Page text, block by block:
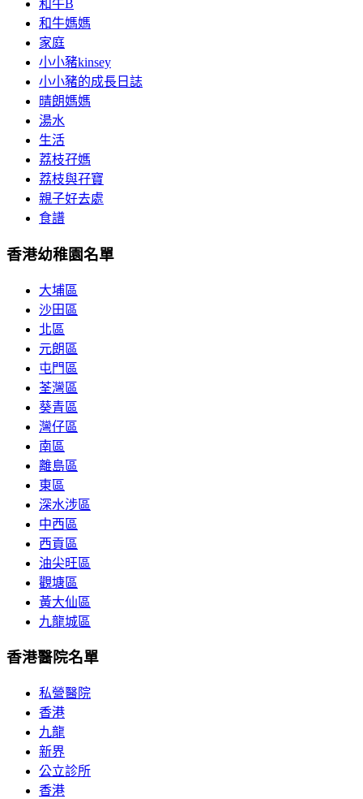
和牛B
和牛媽媽
家庭
小小豬kinsey
小小豬的成長日誌
晴朗媽媽
湯水
生活
荔枝孖媽
荔枝與孖寶
親子好去處
食譜
香港幼稚園名單
大埔區
沙田區
北區
元朗區
屯門區
荃灣區
葵青區
灣仔區
南區
離島區
東區
深水涉區
中西區
西貢區
油尖旺區
觀塘區
黃大仙區
九龍城區
香港醫院名單
私營醫院
香港
九龍
新界
公立診所
香港